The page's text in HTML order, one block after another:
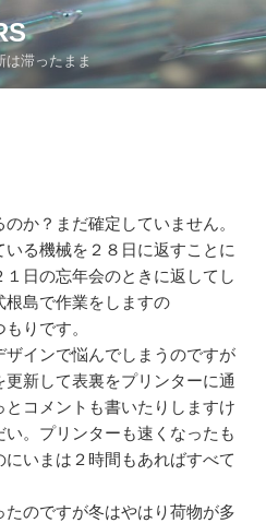
滞ったまま
か？まだ確定していません。
る機械を２８日に返すことに
日の忘年会のときに返してし
根島で作業をしますの
りです。
インで悩んでしまうのですが
新して表裏をプリンターに通
コメントも書いたりしますけ
。プリンターも速くなったも
いまは２時間もあればすべて
のですが冬はやはり荷物が多